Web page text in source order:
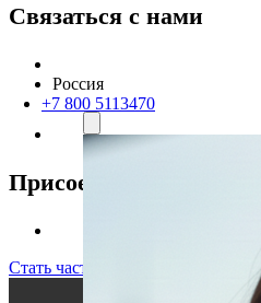
Связаться с нами
Россия
+7 800 5113470
Присоединяйтесь к нам
Стать частью команды!